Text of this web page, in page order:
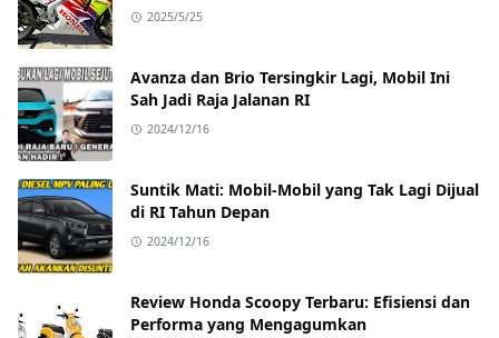
2025/5/25
Avanza dan Brio Tersingkir Lagi, Mobil Ini
Sah Jadi Raja Jalanan RI
2024/12/16
Suntik Mati: Mobil-Mobil yang Tak Lagi Dijual
di RI Tahun Depan
2024/12/16
Review Honda Scoopy Terbaru: Efisiensi dan
Performa yang Mengagumkan